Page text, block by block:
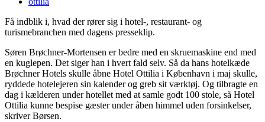
Få indblik i, hvad der rører sig i hotel-, restaurant- og
turismebranchen med dagens presseklip.
Søren Brøchner-Mortensen er bedre med en skruemaskine end med
en kuglepen. Det siger han i hvert fald selv. Så da hans hotelkæde
Brøchner Hotels skulle åbne Hotel Ottilia i København i maj skulle,
ryddede hotelejeren sin kalender og greb sit værktøj. Og tilbragte en
dag i kælderen under hotellet med at samle godt 100 stole, så Hotel
Ottilia kunne bespise gæster under åben himmel uden forsinkelser,
skriver Børsen.